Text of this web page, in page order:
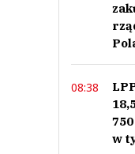
08:38
w